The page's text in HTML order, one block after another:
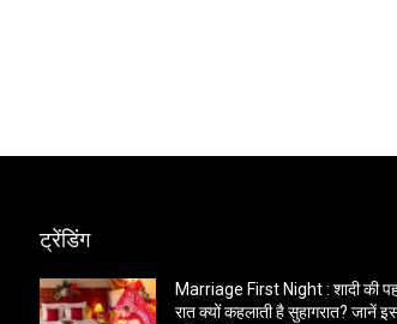
ट्रेंडिंग
Marriage First Night : शादी की
रात क्यों कहलाती है सुहागरात? जानें